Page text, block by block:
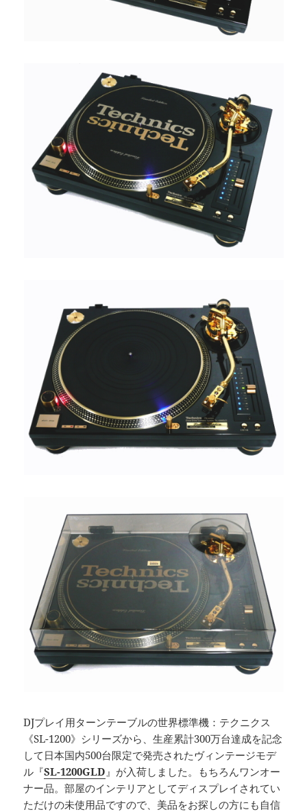
DJプレイ用ターンテーブルの世界標準機：テクニクス
《SL-1200》シリーズから、生産累計300万台達成を記念
して日本国内500台限定で発売されたヴィンテージモデ
ル『SL-1200GLD』が入荷しました。もちろんワンオー
ナー品。部屋のインテリアとしてディスプレイされてい
ただけの未使用品ですので、美品をお探しの方にも自信